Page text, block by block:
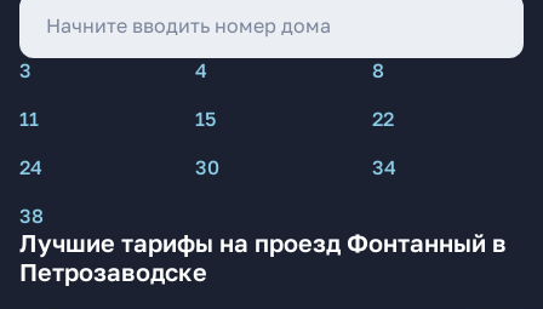
3 4
8
11
15
22
24
30
34
38
Лучшие тарифы на проезд Фонтанный в
Петрозаводске